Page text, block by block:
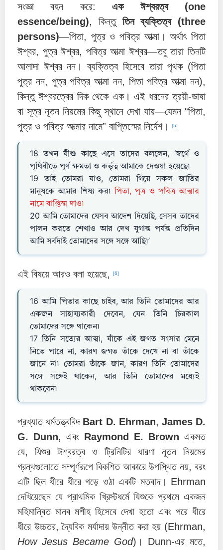
সংজ্ঞা বহন করে:এক ঈশ্বরত্ব (one
essence/being), কিন্তু তিন ব্যক্তিত্ব (three
persons)—পিতা, পুত্র ও পবিত্র আত্মা। অর্থাৎ পিতা
ঈশ্বর, পুত্র ঈশ্বর, পবিত্র আত্মা ঈশ্বর—তবু তারা তিনটি
আলাদা ঈশ্বর নন। ব্যক্তিত্ব হিসেবে তারা পৃথক (পিতা
পুত্র নন, পুত্র পবিত্র আত্মা নন, পিতা পবিত্র আত্মা নন),
কিন্তু ঈশ্বরত্বের দিক থেকে এক। এই ধরনের ত্রয়ী-ভাষা
বা সূত্র নূতন নিয়মের কিছু স্থানে দেখা যায়—যেমন “পিতা,
পুত্র ও পবিত্র আত্মার নামে” বাপ্তিস্মের নির্দেশ।
[5]
18 তখন যীশু কাছে এসে তাদের বললেন, ‘স্বর্গে ও
পৃথিবীতে পূর্ণ ক্ষমতা ও কর্ত্তৃত্ব আমাকে দেওয়া হয়েছে৷
19 তাই তোমরা যাও, তোমরা গিয়ে সকল জাতির
মানুষকে আমার শিষ্য কর৷ পিতা, পুত্র ও পবিত্র আত্মার
নামে বাপ্তিস্ম দাও৷
20 আমি তোমাদের যেসব আদেশ দিয়েছি, সেসব তাদের
পালন করতে শেখাও আর দেখ যুগান্ত পর্যন্ত প্রতিদিন
আমি সর্বদাই তোমাদের সঙ্গে সঙ্গে আছি৷’
এই বিষয়ে আরও বলা হয়েছে, [6]
16 আমি পিতার কাছে চাইব, আর তিনি তোমাদের আর
একজন সাহায্যকারী দেবেন, যেন তিনি চিরকাল
তোমাদের সঙ্গে থাকেন৷
17 তিনি সত্যের আত্মা, যাঁকে এই জগত সংসার মেনে
নিতে পারে না, কারণ জগত তাঁকে দেখে না বা তাঁকে
জানে না৷ তোমরা তাঁকে জান, কারণ তিনি তোমাদের
সঙ্গে সঙ্গেই থাকেন, আর তিনি তোমাদের মধ্যেই
থাকবেন৷
প্রখ্যাত ধর্মতত্ত্ববিদ Bart D. Ehrman, James D.
G. Dunn, এবং Raymond E. Brown একমত
যে, যিশুর ঈশ্বরত্ব ও ট্রিনিটির ধারণা নূতন নিয়মের
গ্রন্থগুলোতে সম্পূর্ণরূপে বিকশিত আকারে উপস্থিত নয়, বরং
এটি ছিল ধীরে ধীরে গড়ে ওঠা একটি মতবাদ। Ehrman
দেখিয়েছেন যে প্রাথমিক খ্রিস্টধর্মে যিশুকে প্রথমে একজন
মহিমান্বিত মানব মশীহ হিসেবে দেখা হতো এবং পরে ধীরে
ধীরে উচ্চতর, দ্যৈবিক মর্যাদায় উন্নীত করা হয় (Ehrman,
How Jesus Became God)। Dunn-এর মতে,